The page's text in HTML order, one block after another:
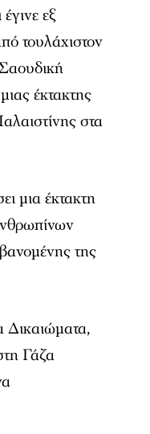
εξ
τουλάχιστον
έκτακτης
στα
μια έκτακτη
της
Γάζα